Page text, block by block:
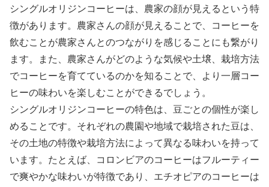
シングルオリジンコーヒーは、農家の顔が見えるという特
徴があります。農家さんの顔が見えることで、コーヒーを
飲むことが農家さんとのつながりを感じることにも繋がり
ます。また、農家さんがどのような気候や土壌、栽培方法
でコーヒーを育てているのかを知ることで、より一層コー
ヒーの味わいを楽しむことができるでしょう。
シングルオリジンコーヒーの特色は、豆ごとの個性が楽し
めることです。それぞれの農園や地域で栽培された豆は、
その土地の特徴や栽培方法によって異なる味わいを持って
います。たとえば、コロンビアのコーヒーはフルーティー
で爽やかな味わいが特徴であり、エチオピアのコーヒーは